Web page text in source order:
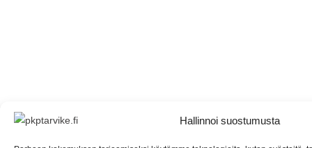
Hallinnoi suostumusta